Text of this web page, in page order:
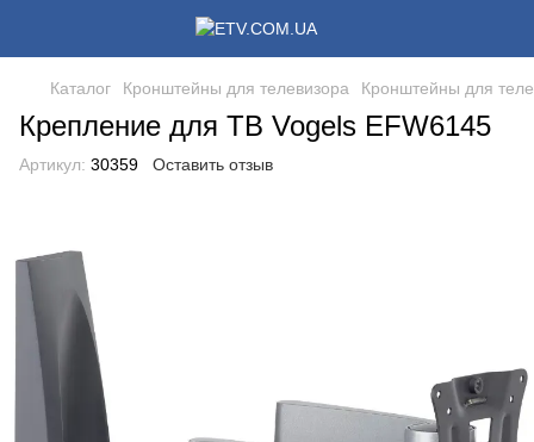
Каталог Кронштейны для телевизора Кронштейны для
Крепление для ТВ Vogels EFW6145
Артикул: 30359 Оставить отзыв